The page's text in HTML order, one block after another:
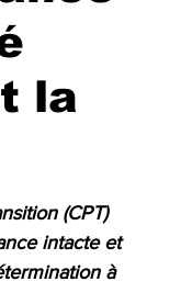
la
(CPT)
intacte et
à